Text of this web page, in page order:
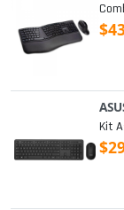
Kit